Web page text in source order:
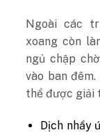
Ngoài các
xoang còn
ngủ chập
vào ban
thể được giải
Dịch nhầy